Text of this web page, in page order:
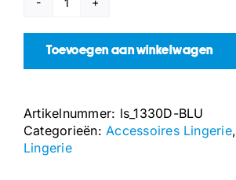
Madisen
Dijhoog
Blauw
aantal
Toevoegen aan winkelwagen
Artikelnummer: ls_1330D-BLU
Categorieën:Accessoires Lingerie,
Lingerie